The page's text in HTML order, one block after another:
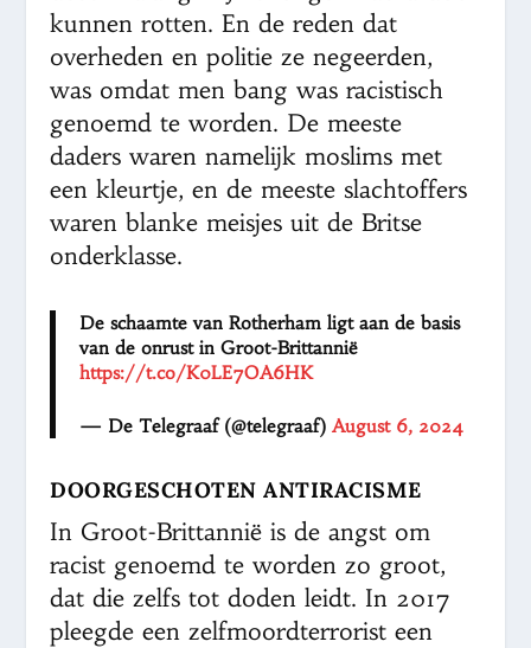
kunnen rotten. En de reden dat
overheden en politie ze negeerden,
was omdat men bang was racistisch
genoemd te worden. De meeste
daders waren namelijk moslims met
een kleurtje, en de meeste slachtoffers
waren blanke meisjes uit de Britse
onderklasse.
De schaamte van Rotherham ligt aan de basis
van de onrust in Groot-Brittannië
https://t.co/K0LE7OA6HK
— De Telegraaf (@telegraaf)August 6, 2024
DOORGESCHOTEN ANTIRACISME
In Groot-Brittannië is de angst om
racist genoemd te worden zo groot,
dat die zelfs tot doden leidt. In 2017
pleegde een zelfmoordterrorist een